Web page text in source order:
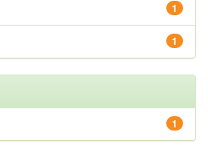
1
1
1